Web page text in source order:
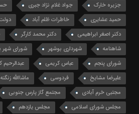
جزیره خارک
جواد غلام نژاد جبری
حمید عشایری
خاطرات ظلم آباد
دکتر اصغر ابراهیمی
دکتر محمد کارگر
شاهنامه
شهرداری بوشهر
شورای شهر
شورای پنجم
عباس کریمی عبدالرحیم
علیرضا مشایخ
فردوسی
ماشاالله زنگنه
مجتبی خرم آبادی
مجتمع گاز پارس جنوبی
مجلس شورای اسلامی
مجلس یازدهم